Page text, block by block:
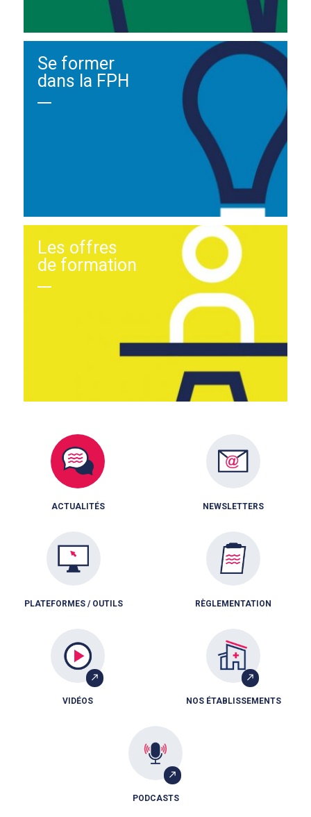
Se former
dans la FPH
Les offres
de formation
ACTUALITÉS NEWSLETTERS
PLATEFORMES / OUTILS RÈGLEMENTATION
VIDÉOS NOS ÉTABLISSEMENTS
PODCASTS